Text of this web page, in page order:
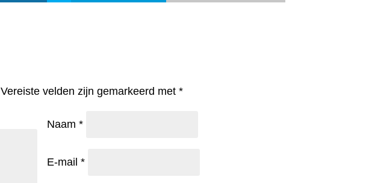
Vereiste velden zijn gemarkeerd met *
Naam *
E-mail *